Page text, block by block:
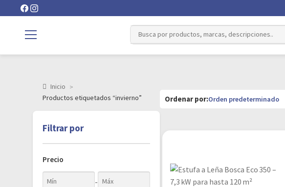
Inicio
Productos etiquetados “invierno”
Filtrar por
Precio
-